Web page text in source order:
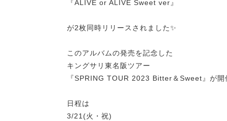
『ALIVE or ALIVE Sweet ver』
が2枚同時リリースされました✨
このアルバムの発売を記念した
キングサリ東名阪ツアー
『SPRING TOUR 2023 Bitter＆Sweet』が開
日程は
3/21(火・祝)